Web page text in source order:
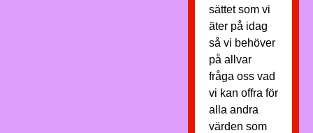
sättet som vi
äter på idag
så vi behöver
på allvar
fråga oss vad
vi kan offra för
alla andra
värden som